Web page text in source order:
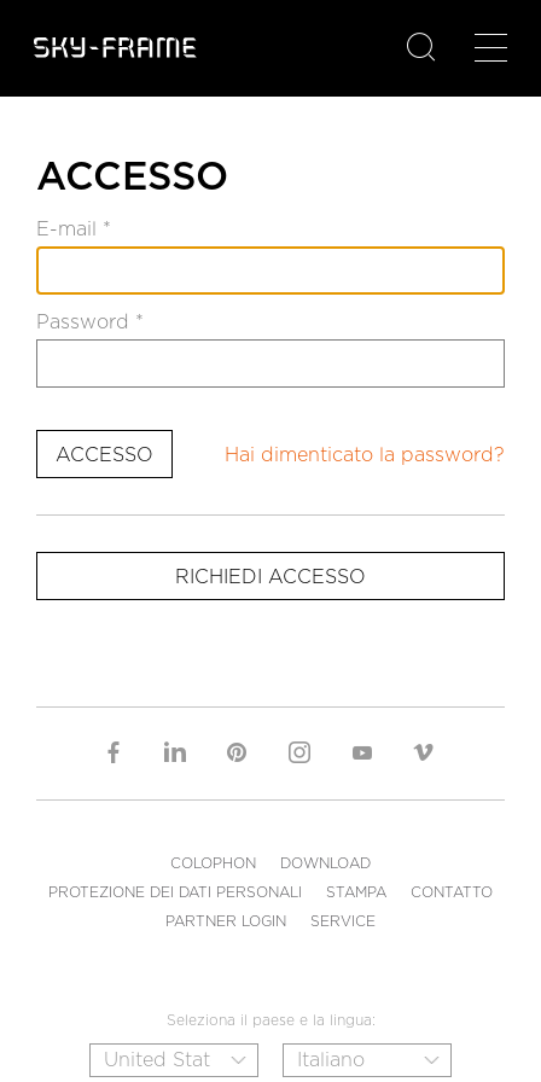

ACCESSO
E-mail *
Password *
ACCESSO Hai dimenticato la password?
RICHIEDI ACCESSO
COLOPHON
DOWNLOAD
PROTEZIONE DEI DATI PERSONALI
STAMPA
CONTATTO
PARTNER LOGIN
SERVICE
Seleziona il paese e la lingua: